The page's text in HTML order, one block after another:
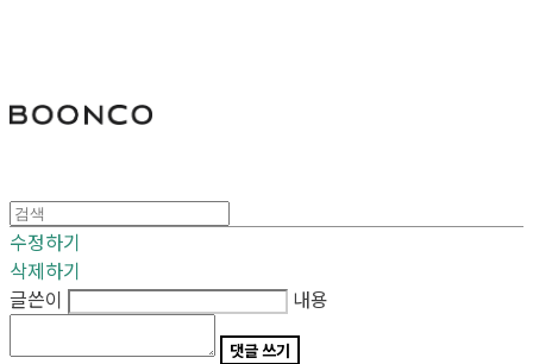
수정하기
삭제하기
글쓴이
내용
댓글 쓰기